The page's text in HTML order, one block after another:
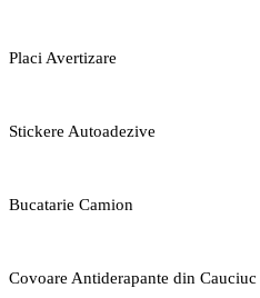
Placi Avertizare
Stickere Autoadezive
Bucatarie Camion
Covoare Antiderapante din Cauciuc